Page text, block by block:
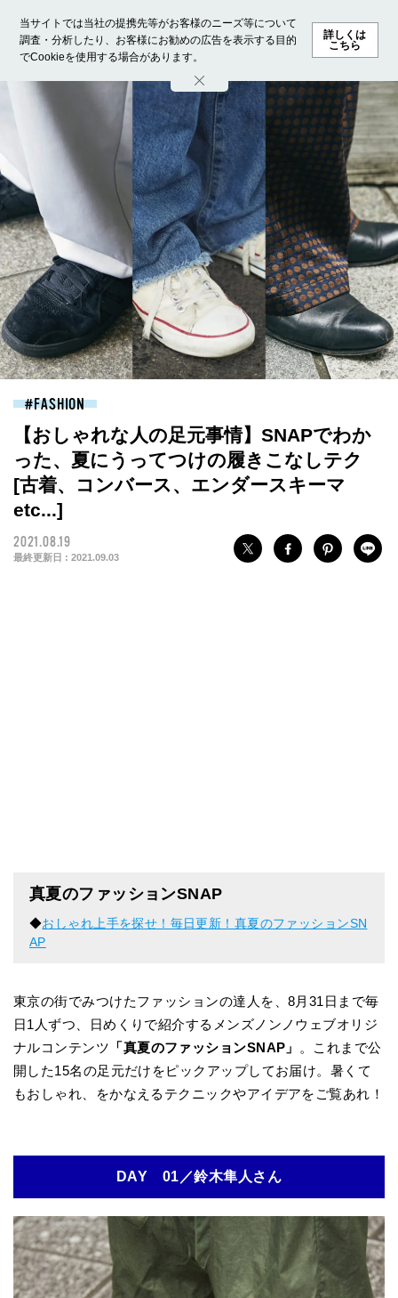
当サイトでは当社の提携先等がお客様のニーズ等について
調査・分析したり、お客様にお勧めの広告を表示する目的
でCookieを使用する場合があります。
詳しくは
こちら
ホーム モデル募集 ランキング ファッション ビューテ
FASHION
【おしゃれな人の足元事情】SNAPでわか
った、夏にうってつけの履きこなしテク
[古着、コンバース、エンダースキーマ
etc...]
2021.08.19
最終更新日 : 2021.09.03
真夏のファッションSNAP
◆おしゃれ上手を探せ！毎日更新！真夏のファッションSN
AP
東京の街でみつけたファッションの達人を、8月31日まで毎
日1人ずつ、日めくりで紹介するメンズノンノウェブオリジ
ナルコンテンツ 「真夏のファッションSNAP」
。これまで公
開した15名の足元だけをピックアップしてお届け。暑くて
もおしゃれ、をかなえるテクニックやアイデアをご覧あれ！
DAY 01／鈴木隼人さん